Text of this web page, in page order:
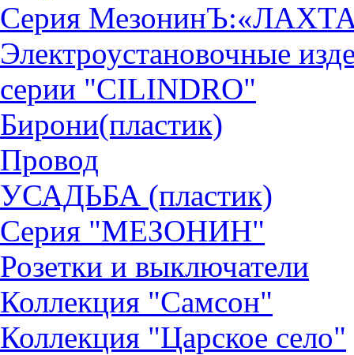
Серия
Электроустановочные
серии "CILINDRO"
Бирони(пластик)
Провод
УСАДЬБА (пластик)
Серия "МЕЗОНИН"
Розетки и выключатели
Коллекция "Самсон"
Коллекция "Царское село"